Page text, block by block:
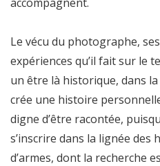
Le vécu du photographe,
expériences qu’il fait sur le
un être là historique, dans
crée une histoire
digne d’être racontée,
s’inscrire dans la lignée des
d’armes, dont la recherche